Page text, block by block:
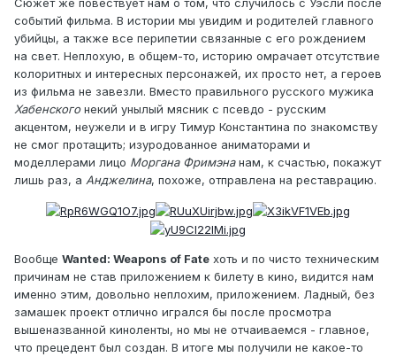
событий фильма. В истории мы увидим и родителей главного
убийцы, а также все перипетии связанные с его рождением
на свет. Неплохую, в общем-то, историю омрачает отсутствие
колоритных и интересных персонажей, их просто нет, а героев
из фильма не завезли. Вместо правильного русского мужика
Хабенскогонекий унылый мясник с псевдо - русским
акцентом, неужели и в игру Тимур Константина по знакомству
не смог протащить; изуродованное аниматорами и
моделлерами лицо Моргана Фримэнанам, к счастью, покажут
лишь раз, а Анджелина, похоже, отправлена на реставрацию.
Вообще Wanted: Weapons of Fate хоть и по чисто техническим
причинам не став приложением к билету в кино, видится нам
именно этим, довольно неплохим, приложением. Ладный, без
замашек проект отлично игрался бы после просмотра
вышеназванной киноленты, но мы не отчаиваемся - главное,
что прецедент был создан. В итоге мы получили не какое-то